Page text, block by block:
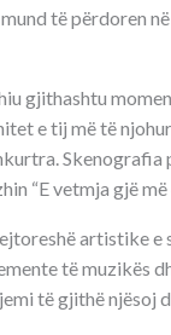
të përdoren
gjithashtu
e tij më të
Skenografia
“E vetmja gjë
artistike e
të muzikës
të gjithë njësoj